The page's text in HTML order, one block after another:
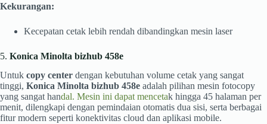
Kekurangan:
Kecepatan cetak lebih rendah dibandingkan mesin laser
5. Konica Minolta bizhub 458e
Untuk copy center dengan kebutuhan volume cetak yang sangat
tinggi, Konica Minolta bizhub 458e adalah pilihan mesin fotocopy
yang sangat handal. Mesin ini dapat mencetak hingga 45 halaman per
menit, dilengkapi dengan pemindaian otomatis dua sisi, serta berbagai
fitur modern seperti konektivitas cloud dan aplikasi mobile.